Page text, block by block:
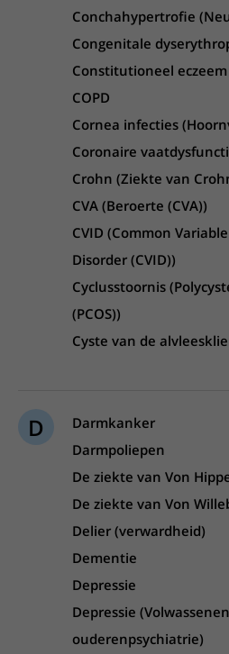
Conchahypertrofie
Congenitale
Constitutioneel eczeem
COPD
Cornea infecties
Coronaire
Crohn (Ziekte van
CVA (Beroerte (CVA))
CVID (Common
Disorder (CVID))
Cyclusstoornis
(PCOS))
Cyste van de
D
Darmkanker
Darmpoliepen
De ziekte van Von
De ziekte van Von
Delier (verwardheid)
Dementie
Depressie
Depressie
ouderenpsychiatrie)